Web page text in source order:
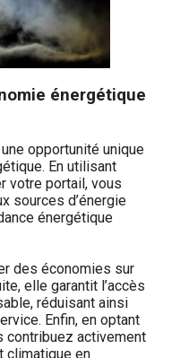
énergétique
opportunité unique
En utilisant
votre portail, vous
sources d’énergie
énergétique
des économies sur
elle garantit l’accès
réduisant ainsi
Enfin, en optant
contribuez activement
climatique en